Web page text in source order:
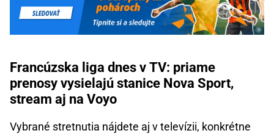
Francúzska liga dnes v TV: priame
prenosy vysielajú stanice Nova Sport,
stream aj na Voyo
Vybrané stretnutia nájdete aj v televízii, konkrétne